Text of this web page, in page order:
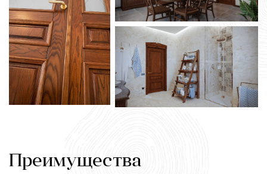
Преимущества